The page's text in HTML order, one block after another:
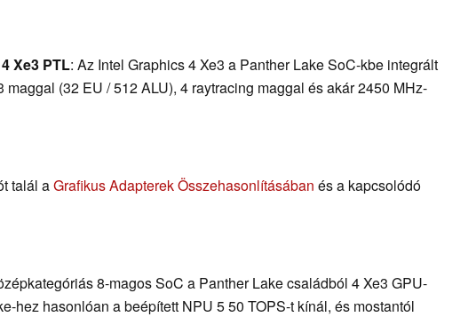
Xe3 PTL: Az Intel Graphics 4 Xe3 a Panther Lake SoC-kbe integrált
maggal (32 EU / 512 ALU), 4 raytracing maggal és akár 2450 MHz-
talál aGrafikus Adapterek Összehasonlításában és a kapcsolódó
8-magos SoC a Panther Lake családból 4 Xe3 GPU-
hez hasonlóan a beépített NPU 5 50 TOPS-t kínál, és mostantól